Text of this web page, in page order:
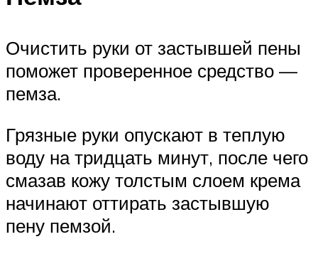
Очистить руки от застывшей пены
поможет проверенное средство —
пемза.
Грязные руки опускают в теплую
воду на тридцать минут, после чего
смазав кожу толстым слоем крема
начинают оттирать застывшую
пену пемзой.